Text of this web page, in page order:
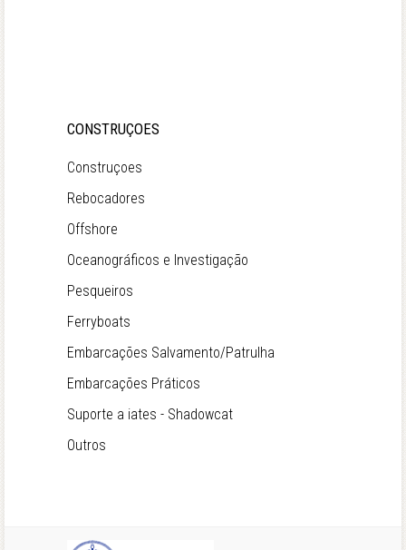
CONSTRUÇOES
Construçoes
Rebocadores
Offshore
Oceanográficos e Investigação
Pesqueiros
Ferryboats
Embarcações Salvamento/Patrulha
Embarcações Práticos
Suporte a iates - Shadowcat
Outros